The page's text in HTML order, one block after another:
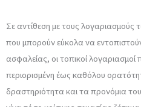
Σε αντίθεση με τους
που μπορούν εύκολα να
ασφαλείας, οι τοπικοί
περιορισμένη έως καθόλου
δραστηριότητα και τα προνόμια